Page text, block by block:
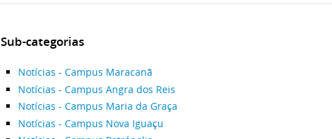
Sub-categorias
Notícias - Campus Maracanã
Notícias - Campus Angra dos Reis
Notícias - Campus Maria da Graça
Notícias - Campus Nova Iguaçu